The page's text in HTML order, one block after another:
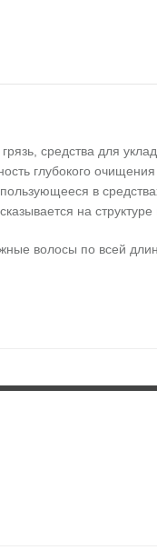
средства для
глубокого
в
на структуре
волосы по всей